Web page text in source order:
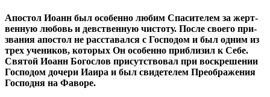
Апо­стол Иоанн был осо­бен­но лю­бим Спа­си­те­лем за жерт­
вен­ную лю­бовь и дев­ствен­ную чи­сто­ту. По­сле сво­е­го при­
зва­ния апо­стол не рас­ста­вал­ся с Гос­по­дом и был од­ним из
трех уче­ни­ков, ко­то­рых Он осо­бен­но при­бли­зил к Се­бе.
Свя­той Иоанн Бо­го­слов при­сут­ство­вал при вос­кре­ше­нии
Гос­по­дом до­че­ри Иа­и­ра и был сви­де­те­лем Пре­об­ра­же­ния
Гос­под­ня на Фа­во­ре.